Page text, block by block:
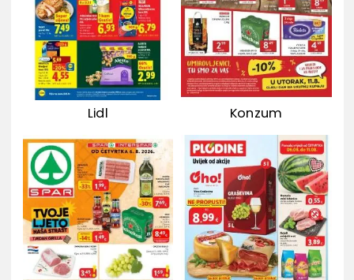
Lidl Konzum